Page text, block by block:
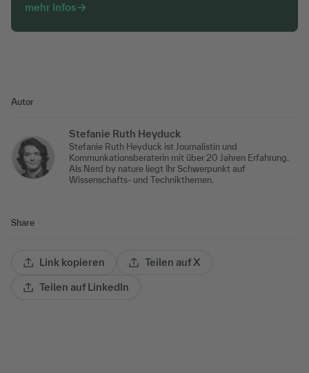
mehr Infos
Autor
Stefanie Ruth Heyduck
Stefanie Ruth Heyduck ist Journalistin und
Kommunkationsberaterin mit über 20 Jahren Erfahrung.
Als Nerd by nature liegt Ihr Schwerpunkt auf
Wissenschafts- und Technikthemen.
Share
Link kopieren Teilen auf X
Teilen auf LinkedIn